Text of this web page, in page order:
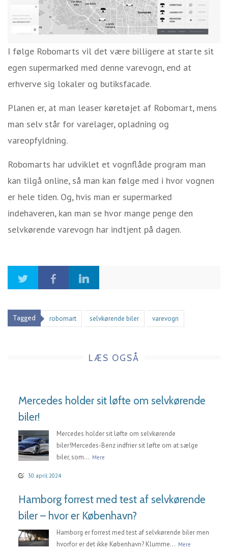
I følge Robomarts vil det være billigere at starte sit
egen supermarked med denne varevogn, end at
erhverve sig lokaler og butiksfacade.
Planen er, at man leaser køretøjet af Robomart, mens
man selv står for varelager, opladning og
vareopfyldning.
Robomarts har udviklet et vognflåde program man
kan tilgå online, så man kan følge med i hvor vognen
er hele tiden. Og, hvis man er supermarked
indehaveren, kan man se hvor mange penge den
selvkørende varevogn har indtjent på dagen.
Tagged robomart selvkørende biler varevogn
LÆS OGSÅ
Mercedes holder sit løfte om selvkørende
biler!
Mercedes holder sit løfte om selvkørende
biler!Mercedes-Benz indfrier sit løfte om at sælge
biler, som... Mere
30. april 2024
Hamborg forrest med test af selvkørende
biler – hvor er København?
Hamborg er forrest med test af selvkørende biler men
hvorfor er det ikke København? Klumme... Mere